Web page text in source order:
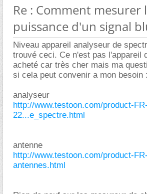
Re : Comment mesurer
puissance d'un signal
Niveau appareil analyseur de
trouvé ceci. Ce n'est pas l'appareil
acheté car très cher mais ma
si cela peut convenir a mon besoin :
analyseur
http://www.testoon.com/product-FR-
22...e_spectre.html
antenne
http://www.testoon.com/product-
antennes.html